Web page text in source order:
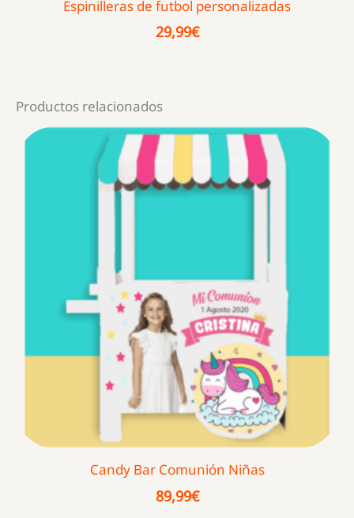
Espinilleras de futbol personalizadas
29,99€
Productos relacionados
Candy Bar Comunión Niñas
89,99€